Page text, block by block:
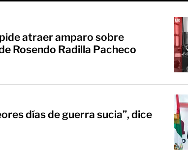
atraer amparo sobre
Rosendo Radilla Pacheco
días de guerra sucia”, dice